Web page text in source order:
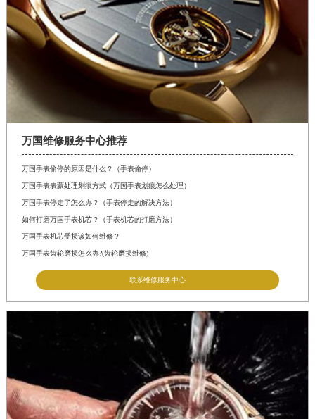
万国维修服务中心推荐
万国手表偷停的原因是什么？（手表偷停）
万国手表表蒙处理划痕方式（万国手表划痕怎么处理）
万国手表停走了怎么办？（手表停走的解决方法）
如何打磨万国手表机芯？（手表机芯的打磨方法）
万国手表机芯受损该如何维修？
万国手表齿轮磨损怎么办?(齿轮磨损维修)
联系维修服务中心